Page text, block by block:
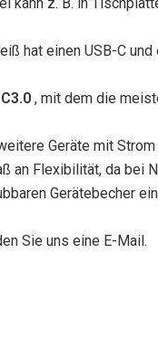
hat einen USB-C
, mit dem die
Geräte mit
an Flexibilität, da
Gerätebecher
Sie uns eine E-Mail.